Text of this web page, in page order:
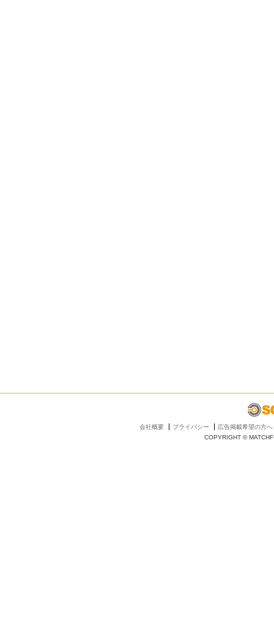
会社概要 プライバシー
広告掲載希望の方へ
COPYRIGHT ©